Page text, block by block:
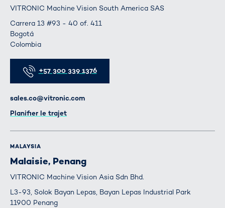
VITRONIC Machine Vision South America SAS
Carrera 13 #93 - 40 of. 411
Bogotá
Colombia
Téléphone
+57 300 339 1376
E-mail
sales.co@vitronic.com
Itinéraire
Planifier le trajet
MALAYSIA
Malaisie, Penang
VITRONIC Machine Vision Asia Sdn Bhd.
L3-93, Solok Bayan Lepas, Bayan Lepas Industrial Park
11900 Penang